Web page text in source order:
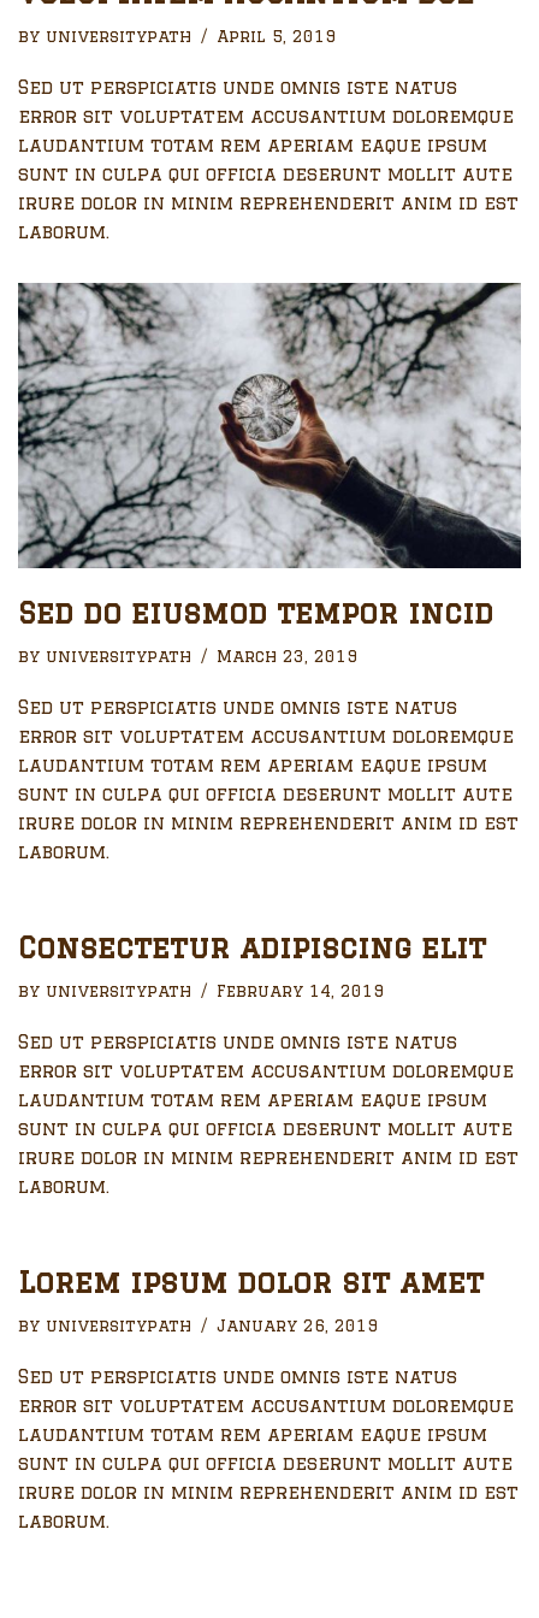
by universitypath April 5, 2019
Sed ut perspiciatis unde omnis iste natus
error sit voluptatem accusantium doloremque
laudantium totam rem aperiam eaque ipsum
sunt in culpa qui officia deserunt mollit aute
irure dolor in minim reprehenderit anim id est
laborum.
Sed do eiusmod tempor incid
by universitypath March 23, 2019
Sed ut perspiciatis unde omnis iste natus
error sit voluptatem accusantium doloremque
laudantium totam rem aperiam eaque ipsum
sunt in culpa qui officia deserunt mollit aute
irure dolor in minim reprehenderit anim id est
laborum.
Consectetur adipiscing elit
by universitypath February 14, 2019
Sed ut perspiciatis unde omnis iste natus
error sit voluptatem accusantium doloremque
laudantium totam rem aperiam eaque ipsum
sunt in culpa qui officia deserunt mollit aute
irure dolor in minim reprehenderit anim id est
laborum.
Lorem ipsum dolor sit amet
by universitypath January 26, 2019
Sed ut perspiciatis unde omnis iste natus
error sit voluptatem accusantium doloremque
laudantium totam rem aperiam eaque ipsum
sunt in culpa qui officia deserunt mollit aute
irure dolor in minim reprehenderit anim id est
laborum.